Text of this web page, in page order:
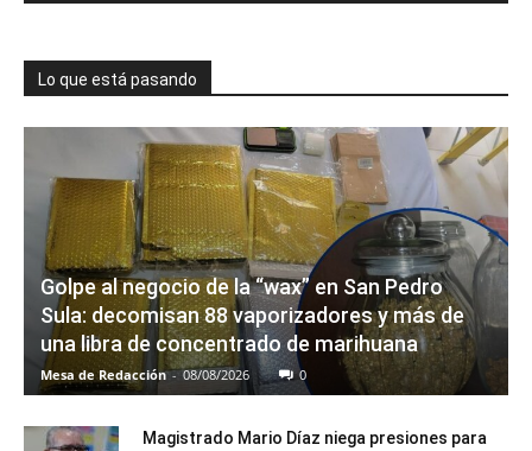
Lo que está pasando
Golpe al negocio de la “wax” en San Pedro
Sula: decomisan 88 vaporizadores y más de
una libra de concentrado de marihuana
Mesa de Redacción - 08/08/2026 0
Magistrado Mario Díaz niega presiones para